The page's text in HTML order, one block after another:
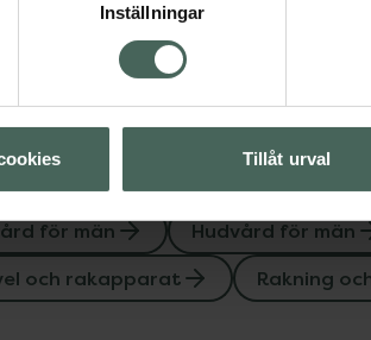
Inställningar
Tillåt urval
Visa
för män Hudvård för män
och rakapparat Rakning